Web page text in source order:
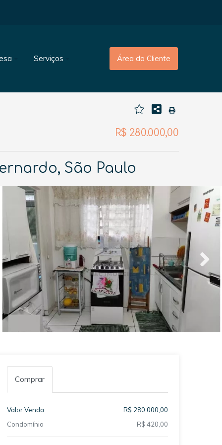
Serviços Área do Cliente
R$ 280.000,00
São Paulo
Comprar
Valor Venda
R$ 280.000,00
Condomínio
R$ 420,00